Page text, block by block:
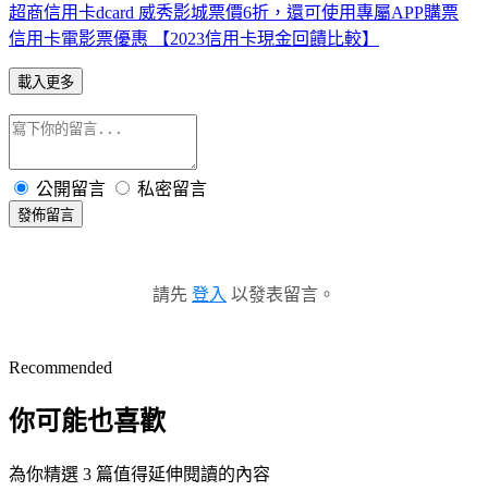
超商信用卡dcard 威秀影城票價6折，還可使用專屬APP購票
信用卡電影票優惠 【2023信用卡現金回饋比較】
載入更多
公開留言 私密留言
發佈留言
請先 登入 以發表留言。
Recommended
你可能也喜歡
為你精選 3 篇值得延伸閱讀的內容